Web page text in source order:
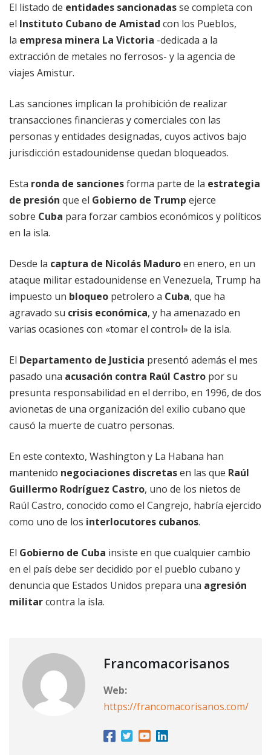
El listado de entidades sancionadasse completa con
el Instituto Cubano de Amistad con los Pueblos,
la empresa minera La Victoria -dedicada a la
extracción de metales no ferrosos- y la agencia de
viajes Amistur.
Las sanciones implican la prohibición de realizar
transacciones financieras y comerciales con las
personas y entidades designadas, cuyos activos bajo
jurisdicción estadounidense quedan bloqueados.
Esta ronda de sancionesforma parte de la estrategia
de presión que el Gobierno de Trump ejerce
sobre Cuba para forzar cambios económicos y políticos
en la isla.
Desde la captura de Nicolás Maduroen enero, en un
ataque militar estadounidense en Venezuela, Trump ha
impuesto un bloqueo petrolero a Cuba, que ha
agravado su crisis económica, y ha amenazado en
varias ocasiones con «tomar el control» de la isla.
El Departamento de Justicia presentó además el mes
pasado una acusación contra Raúl Castro por su
presunta responsabilidad en el derribo, en 1996, de dos
avionetas de una organización del exilio cubano que
causó la muerte de cuatro personas.
En este contexto, Washington y La Habana han
mantenido negociaciones discretasen las que Raúl
Guillermo Rodríguez Castro, uno de los nietos de
Raúl Castro, conocido como el Cangrejo, habría ejercido
como uno de los interlocutores cubanos.
El Gobierno de Cuba insiste en que cualquier cambio
en el país debe ser decidido por el pueblo cubano y
denuncia que Estados Unidos prepara una agresión
militarcontra la isla.
Francomacorisanos
Web:
https://francomacorisanos.com/